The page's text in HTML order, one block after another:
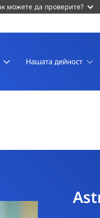
можете да проверите?
Нашата дейност